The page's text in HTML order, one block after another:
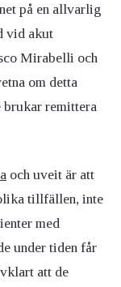
på en allvarlig
vid akut
Mirabelli och
om detta
brukar remittera
och uveit är att
tillfällen, inte
med
under tiden får
att de